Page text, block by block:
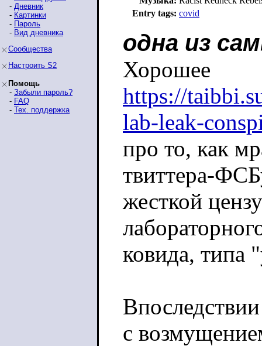
- Дневник
- Картинки
- Пароль
- Вид дневника
Сообщества
Настроить S2
Помощь
- Забыли пароль?
- FAQ
- Тех. поддержка
Entry tags: covid
одна из
Хорошее
https://
lab-leak-
про то, как
твиттера-
жесткой
ковида, типа
с